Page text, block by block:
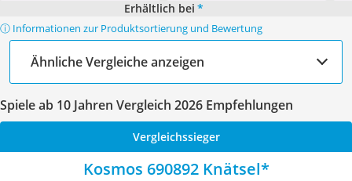
Erhältlich bei *
ⓘ Informationen zur Produktsortierung und Bewertung
Ähnliche Vergleiche anzeigen
Spiele ab 10 Jahren Vergleich 2026 Empfehlungen
Vergleichssieger
Kosmos 690892 Knätsel